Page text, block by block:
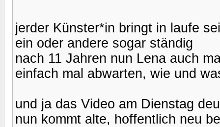
jerder Künster*in bringt in laufe
ein oder andere sogar ständig
nach 11 Jahren nun Lena auch
einfach mal abwarten, wie und
und ja das Video am Dienstag
nun kommt alte, hoffentlich neu